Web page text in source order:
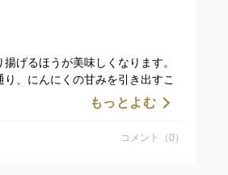
げるほうが美味しくなります。
、にんにくの甘みを引き出すこ
が、1片ずつバラしてあるのでそ
側の乾いてかたくなった部分だ
もっとよむ
コメント（0）